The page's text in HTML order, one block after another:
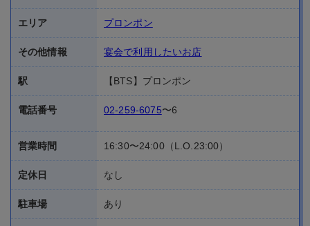
エリア プロンポン
その他情報 宴会で利用したいお店
駅 【BTS】プロンポン
電話番号 02-259-6075〜6
営業時間 16:30〜24:00（L.O.23:00）
定休日 なし
駐車場 あり